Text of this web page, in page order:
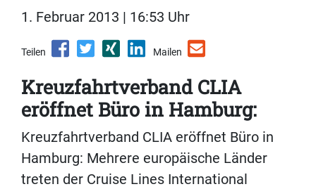
1. Februar 2013 | 16:53 Uhr
Teilen Mailen
Kreuzfahrtverband CLIA
eröffnet Büro in Hamburg:
Kreuzfahrtverband CLIA eröffnet Büro in
Hamburg: Mehrere europäische Länder
treten der Cruise Lines International